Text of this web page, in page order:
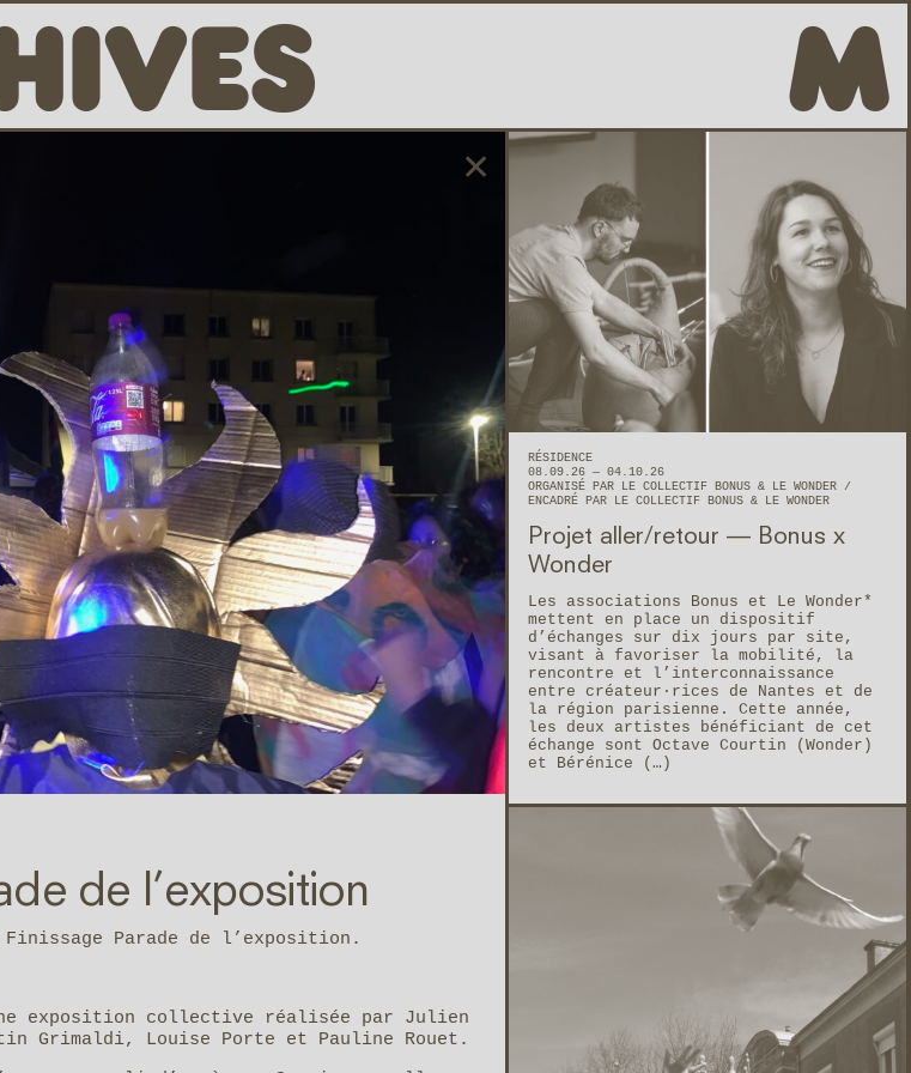
M
✕
de l’exposition
Parade de l’exposition.
exposition collective réalisée par Julien
Grimaldi, Louise Porte et Pauline Rouet.
RÉSIDENCE
08.09.26 — 04.10.26
ORGANISÉ PAR LE COLLECTIF BONUS & LE WONDER
ENCADRÉ PAR LE COLLECTIF BONUS & LE WONDER
Projet aller/retour — Bonus x
Wonder
Les associations Bonus et Le Wonder*
mettent en place un dispositif
d’échanges sur dix jours par site,
visant à favoriser la mobilité, la
rencontre et l’interconnaissance
entre créateur·rices de Nantes et de
la région parisienne. Cette année,
les deux artistes bénéficiant de cet
échange sont Octave Courtin (Wonder)
et Bérénice (…)